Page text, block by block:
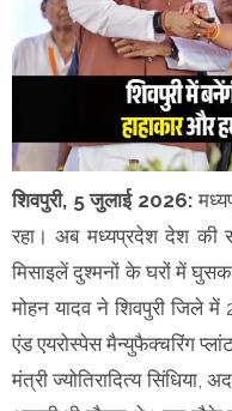
शिवपुरी, 5 जुलाई 2026:
रहा। अब मध्यप्रदेश देश की
मिसाइलें दुश्मनों के घरों में
मोहन यादव ने शिवपुरी जिले
एंड एयरोस्पेस मैन्युफैक्चरिंग
मंत्री ज्योतिरादित्य